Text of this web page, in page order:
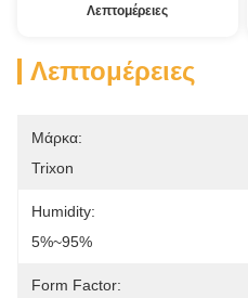
Λεπτομέρειες
Λεπτομέρειες
Μάρκα:
Trixon
Humidity:
5%~95%
Form Factor: